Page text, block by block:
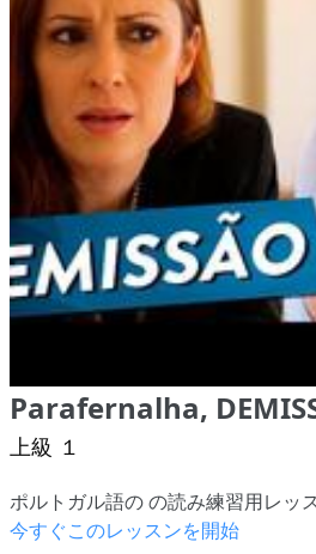
Parafernalha,
上級 １
ポルトガル語の の読み練習用レッ
今すぐこのレッスンを開始